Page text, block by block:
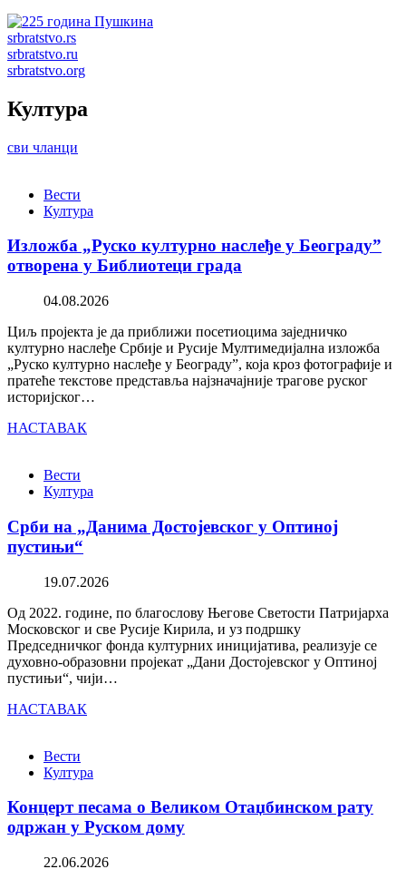
srbratstvo.rs
srbratstvo.ru
srbratstvo.org
Култура
сви чланци
Вести
Култура
Изложба „Руско културно наслеђе у Београду”
отворена у Библиотеци града
04.08.2026
Циљ пројекта је да приближи посетиоцима заједничко
културно наслеђе Србије и Русије Мултимедијална изложба
„Руско културно наслеђе у Београду”, која кроз фотографије и
пратеће текстове представља најзначајније трагове руског
историјског…
НАСТАВАК
Вести
Култура
Срби на „Данима Достојевског у Оптиној
пустињи“
19.07.2026
Од 2022. године, по благослову Његове Светости Патријарха
Московског и све Русије Кирила, и уз подршку
Председничког фонда културних иницијатива, реализује се
духовно-образовни пројекат „Дани Достојевског у Оптиној
пустињи“, чији…
НАСТАВАК
Вести
Култура
Концерт песама о Великом Отаџбинском рату
одржан у Руском дому
22.06.2026